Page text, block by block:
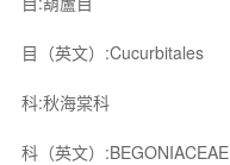
目（英文）:Cucurbitales
科:秋海棠科
科（英文）:BEGONIACEAE